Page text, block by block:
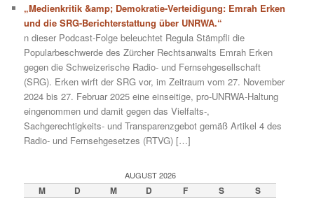
„Medienkritik &amp; Demokratie-Verteidigung: Emrah Erken
und die SRG-Berichterstattung über UNRWA.“
n dieser Podcast-Folge beleuchtet Regula Stämpfli die
Popularbeschwerde des Zürcher Rechtsanwalts Emrah Erken
gegen die Schweizerische Radio- und Fernsehgesellschaft
(SRG). Erken wirft der SRG vor, im Zeitraum vom 27. November
2024 bis 27. Februar 2025 eine einseitige, pro-UNRWA-Haltung
eingenommen und damit gegen das Vielfalts-,
Sachgerechtigkeits- und Transparenzgebot gemäß Artikel 4 des
Radio- und Fernsehgesetzes (RTVG) […]
AUGUST 2026
M D M D F S S